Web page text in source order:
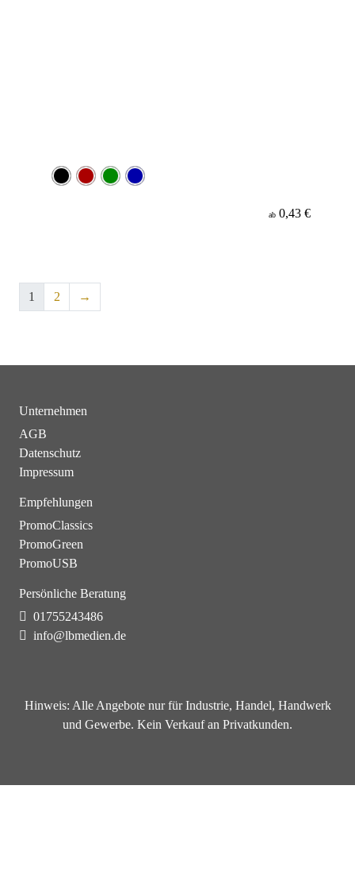
ab 0,43 €
1 2 →
Unternehmen
AGB
Datenschutz
Impressum
Empfehlungen
PromoClassics
PromoGreen
PromoUSB
Persönliche Beratung
01755243486
info@lbmedien.de
Hinweis: Alle Angebote nur für Industrie, Handel, Handwerk
und Gewerbe. Kein Verkauf an Privatkunden.